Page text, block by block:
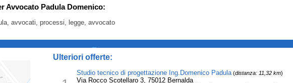
Avvocato Padula Domenico:
avvocati, processi, legge, avvocato
Ulteriori offerte:
Studio tecnico di progettazione Ing.Domenico Padula(distanza: 11,32 km)
Via Rocco Scotellaro 3, 75012 Bernalda